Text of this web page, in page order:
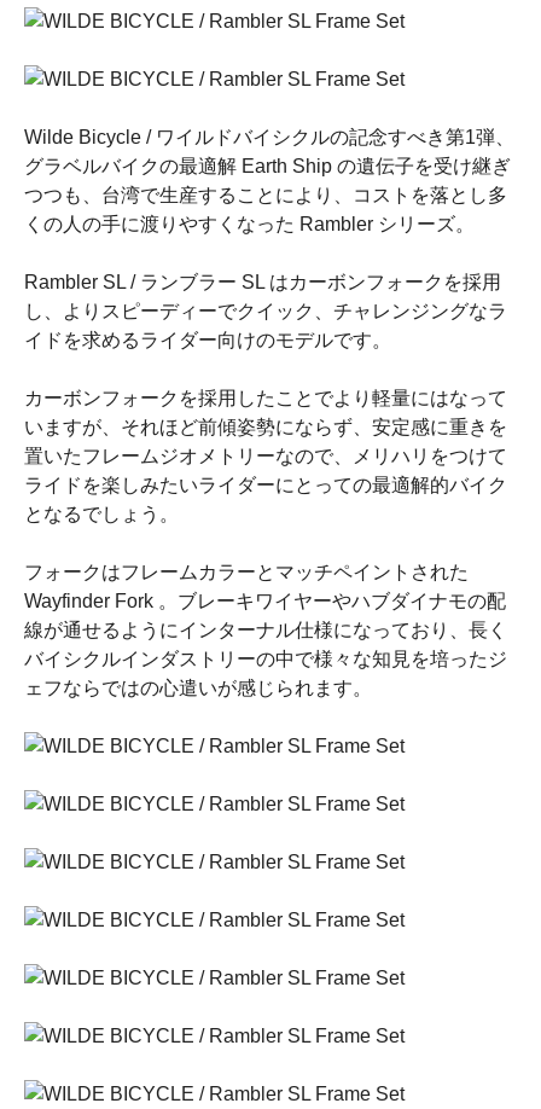
Wilde Bicycle / ワイルドバイシクルの記念すべき第1弾、
グラベルバイクの最適解 Earth Ship の遺伝子を受け継ぎ
つつも、台湾で生産することにより、コストを落とし多
くの人の手に渡りやすくなった Rambler シリーズ。
Rambler SL / ランブラー SL はカーボンフォークを採用
し、よりスピーディーでクイック、チャレンジングなラ
イドを求めるライダー向けのモデルです。
カーボンフォークを採用したことでより軽量にはなって
いますが、それほど前傾姿勢にならず、安定感に重きを
置いたフレームジオメトリーなので、メリハリをつけて
ライドを楽しみたいライダーにとっての最適解的バイク
となるでしょう。
フォークはフレームカラーとマッチペイントされた
Wayfinder Fork 。ブレーキワイヤーやハブダイナモの配
線が通せるようにインターナル仕様になっており、長く
バイシクルインダストリーの中で様々な知見を培ったジ
ェフならではの心遣いが感じられます。